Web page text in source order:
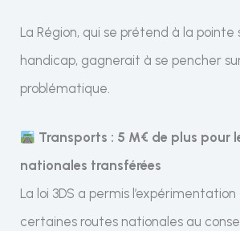
La Région, qui se prétend à la pointe
handicap, gagnerait à se pencher
problématique.
Transports : 5 M€ de plus pour
nationales transférées
La loi 3DS a permis
certaines routes nationales au